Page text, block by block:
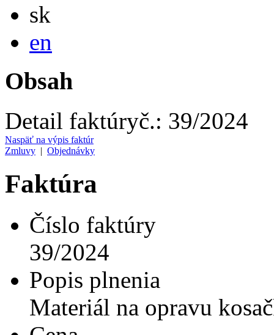
sk
en
Obsah
Detail faktúryč.: 39/2024
Naspäť na výpis faktúr
Zmluvy | Objednávky
Faktúra
Číslo faktúry
39/2024
Popis plnenia
Materiál na opravu